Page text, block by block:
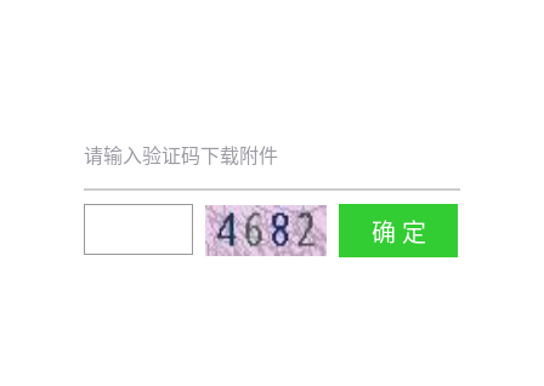
请输入验证码下载附件